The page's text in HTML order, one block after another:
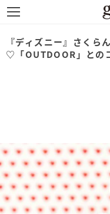
『ディズニー』さくら
♡「OUTDOOR」との